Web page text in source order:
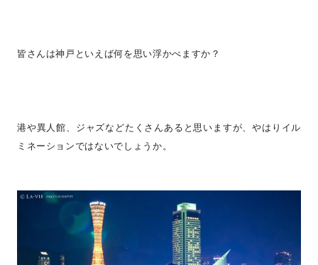
皆さんは神戸といえば何を思い浮かべますか？
港や異人館、ジャズなどたくさんあると思いますが、やはりイル
ミネーションではないでしょうか。